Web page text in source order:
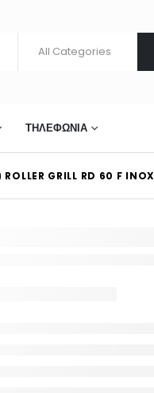
ΤΗΛΕΦΩΝΊΑ
GRILL RD 60 F INOX